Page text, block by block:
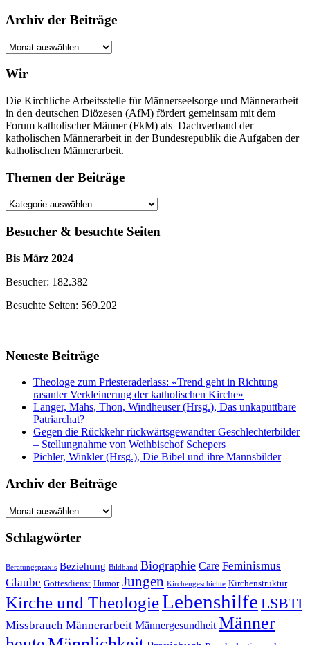
Archiv der Beiträge
Archiv
Beiträge
Wir
Die Kirchliche Arbeitsstelle für Männerseelsorge und Männerarbeit
in den deutschen Diözesen (AfM) fördert gemeinsam mit dem
Forum katholischer Männer (FkM) als Dachverband der
katholischen Männerarbeit in der Bundesrepublik die Aufgaben der
katholischen Männerarbeit.
Themen der Beiträge
Themen
Beiträge
Besucher & besuchte Seiten
Bis März 2024
Besucher: 182.382
Besuchte Seiten: 569.202
Neueste Beiträge
Theologe zum Priesteraderlass: «Trend geht in Richtung
rasanter Verkleinerung der katholischen Kirche»
Langer, Mahs, Thon, Windheuser (Hrsg.), Das unkaputtbare
Patriarchat?
Gegen die Rückkehr rückwärtsgewandter Geschlechterbilder
– Stellungnahme von Weihbischof Schepers
Pichler, Winkler (Hrsg.), Die Bibel und ihre Mannsbilder
Archiv der Beiträge
Archiv
Beiträge
Schlagwörter
Beratungspraxis Beziehung Bildband Biographie Care Feminismus
Glaube Gottesdienst Humor Jungen Kirchengeschichte Kirchenstruktur
Kirche und TheologieLebenshilfe LSBTI
Missbrauch Männerarbeit Männergesundheit Männer